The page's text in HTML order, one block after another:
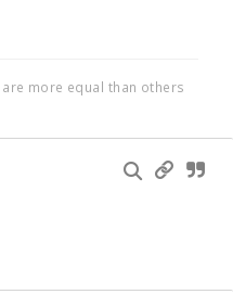
more equal than others